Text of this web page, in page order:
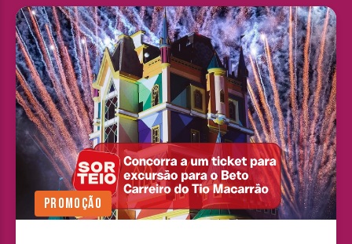
PROMOÇÃO